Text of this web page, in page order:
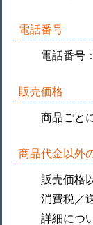
電話番号
電話番号
販売価格
商品ごと
商品代金以外
販売価格
消費税／
詳細につ